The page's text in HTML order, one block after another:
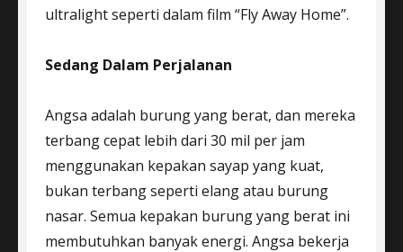
ultralight seperti dalam film “Fly Away Home”.
Sedang Dalam Perjalanan
Angsa adalah burung yang berat, dan mereka
terbang cepat lebih dari 30 mil per jam
menggunakan kepakan sayap yang kuat,
bukan terbang seperti elang atau burung
nasar. Semua kepakan burung yang berat ini
membutuhkan banyak energi. Angsa bekerja